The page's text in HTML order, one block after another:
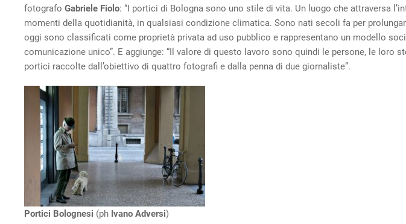
fotografo Gabriele Fiolo: “I portici di Bologna sono uno stile di vita. Un luogo che attraversa
momenti della quotidianità, in qualsiasi condizione climatica. Sono nati secoli fa per
oggi sono classificati come proprietà privata ad uso pubblico e rappresentano un modello
comunicazione unico”. E aggiunge: “Il valore di questo lavoro sono quindi le persone, le loro
portici raccolte dall’obiettivo di quattro fotografi e dalla penna di due giornaliste”.
Portici Bolognesi (ph Ivano Adversi)